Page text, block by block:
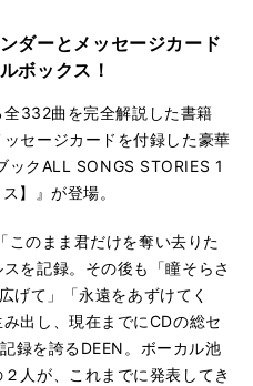
ダーとメッセージカード
ボックス！
332曲を完全解説した書籍
セージカードを付録した豪華
ックALL SONGS STORIES 1
】』が登場。
のまま君だけを奪い去りた
を記録。その後も「瞳そらさ
げて」「永遠をあずけてく
出し、現在までにCDの総セ
録を誇るDEEN。ボーカル池
人が、これまでに発表してき